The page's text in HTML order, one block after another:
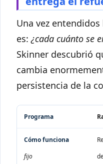
Una vez
es:¿cada cuánto se
Skinner descubrió
cambia
persistencia de la
Programa Cómo
fijo